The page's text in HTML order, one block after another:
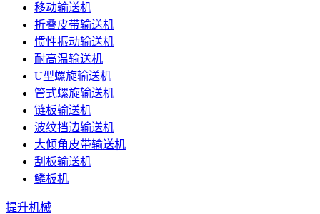
移动输送机
折叠皮带输送机
惯性振动输送机
耐高温输送机
U型螺旋输送机
管式螺旋输送机
链板输送机
波纹挡边输送机
大倾角皮带输送机
刮板输送机
鳞板机
提升机械